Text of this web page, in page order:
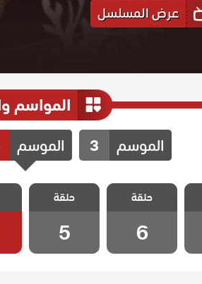
عرض المسلسل
المواسم
الموسم 3 الموسم
7
مسلسل ذات
اخرى الموسم
الثاني الحلقة 6
حلقة
6
مسلسل ذات
اخرى الموسم
الثاني الحلقة 5
حلقة
5